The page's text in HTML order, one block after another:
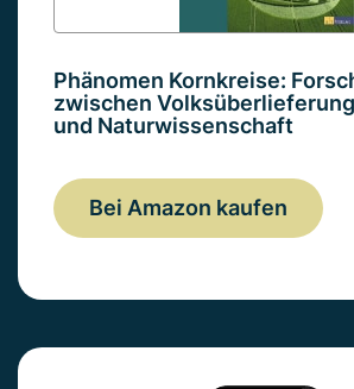
Phänomen Kornkreise:
zwischen
und Naturwissenschaft
Bei Amazon kaufen